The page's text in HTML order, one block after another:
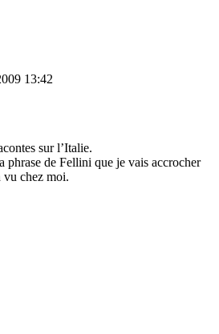
13:42
sur l’Italie.
phrase de Fellini que je vais accrocher
vu chez moi.